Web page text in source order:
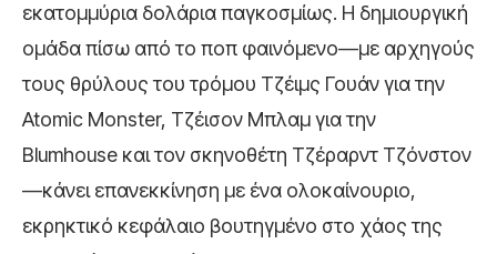
εκατομμύρια δολάρια παγκοσμίως. Η δημιουργική
ομάδα πίσω από το ποπ φαινόμενο—με αρχηγούς
τους θρύλους του τρόμου Τζέιμς Γουάν για την
Atomic Monster, Τζέισον Μπλαμ για την
Blumhouse και τον σκηνοθέτη Τζέραρντ Τζόνστον
—κάνει επανεκκίνηση με ένα ολοκαίνουριο,
εκρηκτικό κεφάλαιο βουτηγμένο στο χάος της